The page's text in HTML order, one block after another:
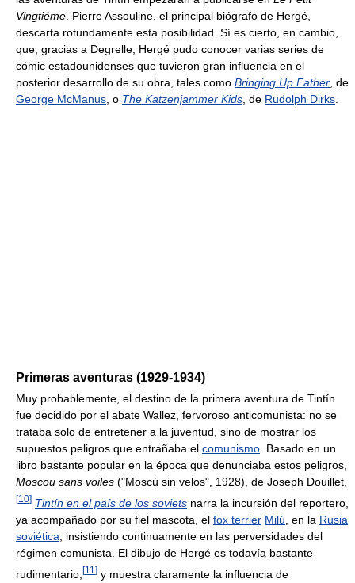
Vingtiéme. Pierre Assouline, el principal biógrafo de Hergé,
descarta rotundamente esta posibilidad. Sí es cierto, en cambio,
que, gracias a Degrelle, Hergé pudo conocer varias series de
cómic estadounidenses que tuvieron gran influencia en el
posterior desarrollo de su obra, tales como Bringing Up Father, de
George McManus, o The Katzenjammer Kids, de Rudolph Dirks.
Primeras aventuras (1929-1934)
Muy probablemente, el destino de la primera aventura de Tintín
fue decidido por el abate Wallez, fervoroso anticomunista: no se
trataba solo de entretener a la juventud, sino de mostrar los
supuestos peligros que entrañaba el comunismo. Basado en un
libro bastante popular en la época que denunciaba estos peligros,
Moscou sans voiles ("Moscú sin velos", 1928), de Joseph Douillet,
[10] Tintín en el país de los soviets narra la incursión del reportero,
ya acompañado por su fiel mascota, el fox terrier Milú , en la Rusia
soviética , insistiendo continuamente en las perversidades del
régimen comunista. El dibujo de Hergé es todavía bastante
rudimentario, [11 ] y muestra claramente la influencia de